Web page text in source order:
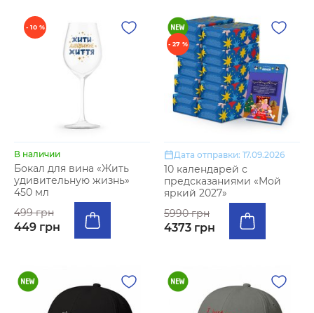
- 10 %
В наличии
Бокал для вина «Жить
удивительную жизнь»
450 мл
499 грн
449 грн
- 27 %
Дата отправки: 17.09.2026
10 календарей с
предсказаниями «Мой
яркий 2027»
5990 грн
4373 грн